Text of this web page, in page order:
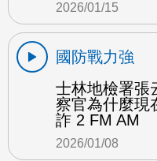
2026/01/15
國防戰力強
士林地檢署張
察官為什麼現
詐 2 FM AM
2026/01/08